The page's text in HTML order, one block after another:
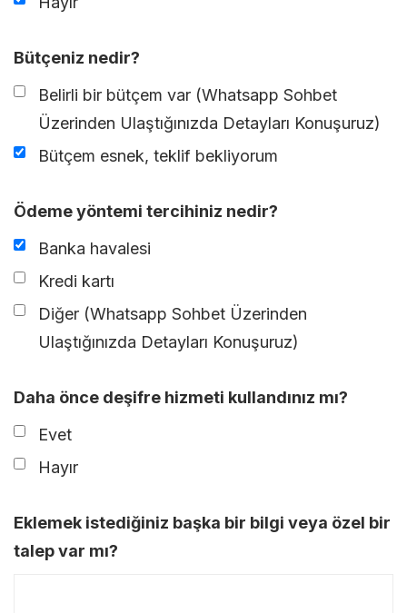
Bütçeniz nedir?
Belirli bir bütçem var (Whatsapp Sohbet
Üzerinden Ulaştığınızda Detayları Konuşuruz)
Bütçem esnek, teklif bekliyorum
Ödeme yöntemi tercihiniz nedir?
Banka havalesi
Kredi kartı
Diğer (Whatsapp Sohbet Üzerinden
Ulaştığınızda Detayları Konuşuruz)
Daha önce deşifre hizmeti kullandınız mı?
Evet
Hayır
Eklemek istediğiniz başka bir bilgi veya özel bir
talep var mı?